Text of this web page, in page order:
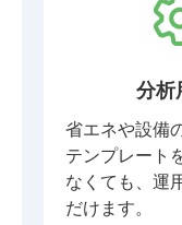
分析
省エネや設備
テンプレート
なくても、運
だけます。